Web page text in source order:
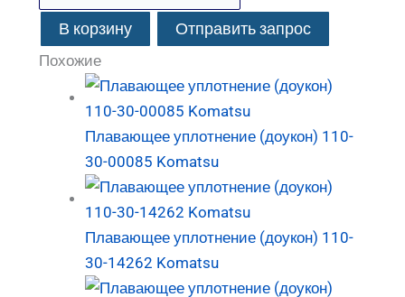
В корзину Отправить запрос
Похожие
Плавающее уплотнение (доукон) 110-
30-00085 Komatsu
Плавающее уплотнение (доукон) 110-
30-14262 Komatsu